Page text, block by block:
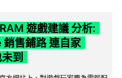
遊戲建議 分析:
售鋪路 連自家
到